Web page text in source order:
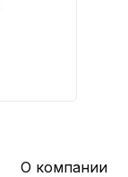
О компании